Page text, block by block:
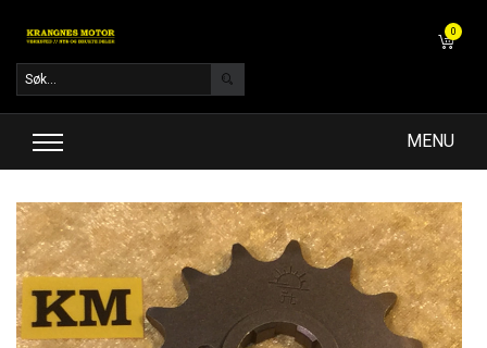
0
MENU